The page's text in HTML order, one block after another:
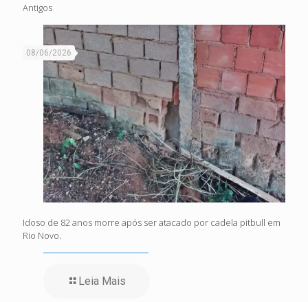
Antigos
08/06/2026
Idoso de 82 anos morre após ser atacado por cadela pitbull em
Rio Novo.
Leia Mais